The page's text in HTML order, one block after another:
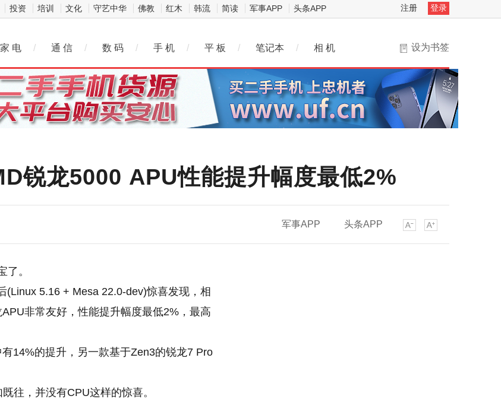
投资 培训 文化 守艺中华 佛教 红木 韩流 简读 军事APP 头条APP 注册 登录
设为书签
家 电 / 通 信 / 数 码 / 手 机 / 平 板 / 笔记本 / 相 机
锐龙5000 APU性能提升幅度最低2%
军事APP 头条APP
了。
(Linux 5.16 + Mesa 22.0-dev)惊喜发现，相
非常友好，性能提升幅度最低2%，最高
14%的提升，另一款基于Zen3的锐龙7 Pro
往，并没有CPU这样的惊喜。